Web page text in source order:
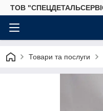
ТОВ
Товари та послуги